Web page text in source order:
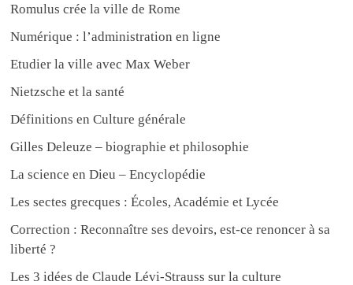
Romulus crée la ville de Rome
Numérique : l’administration en ligne
Etudier la ville avec Max Weber
Nietzsche et la santé
Définitions en Culture générale
Gilles Deleuze – biographie et philosophie
La science en Dieu – Encyclopédie
Les sectes grecques : Écoles, Académie et Lycée
Correction : Reconnaître ses devoirs, est-ce renoncer à sa
liberté ?
Les 3 idées de Claude Lévi-Strauss sur la culture